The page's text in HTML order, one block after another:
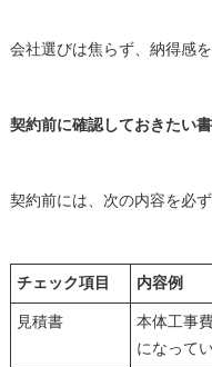
会社選びは焦らず、納得感
契約前に確認しておきたい
契約前には、次の内容を必
チェック項目
内容例
見積書
本体工事
になって